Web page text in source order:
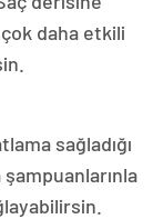
daha etkili
sağladığı